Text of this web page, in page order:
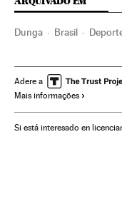
Dunga Brasil
Dictadura brasileña
Gobierno Brasil
Entrenadores
Adere a
Mais informações
Si está interesado en